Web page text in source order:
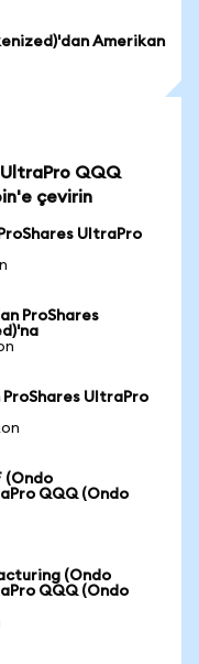
Amerikan
QQQ
çevirin
UltraPro
ProShares
UltraPro
(Ondo
QQQ (Ondo
(Ondo
QQQ (Ondo